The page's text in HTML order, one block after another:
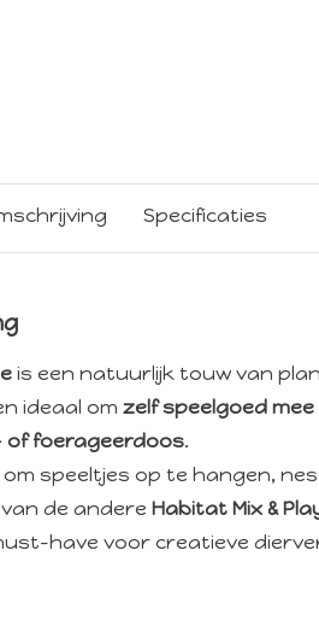
Specificaties
is een natuurlijk touw van
ideaal om zelf speelgoed
of foerageerdoos.
speeltjes op te hangen,
de andere Habitat Mix &
have voor creatieve